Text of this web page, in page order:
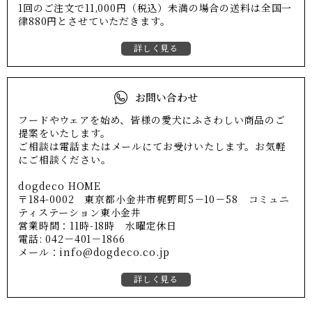
1回のご注文で11,000円（税込）未満の場合の送料は全国一
律880円とさせていただきます。
詳しく見る
お問い合わせ
フードやウェアを始め、皆様の愛犬にふさわしい商品のご
提案をいたします。
ご相談は電話またはメールにてお受けいたします。お気軽
にご相談ください。
dogdeco HOME
〒184-0002 東京都小金井市梶野町5－10－58 コミュニ
ティステーション東小金井
営業時間：11時-18時 水曜定休日
電話: 042－401－1866
メール：info@dogdeco.co.jp
詳しく見る